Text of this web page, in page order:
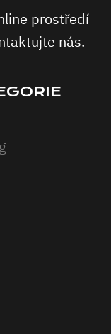
prostředí
nás.